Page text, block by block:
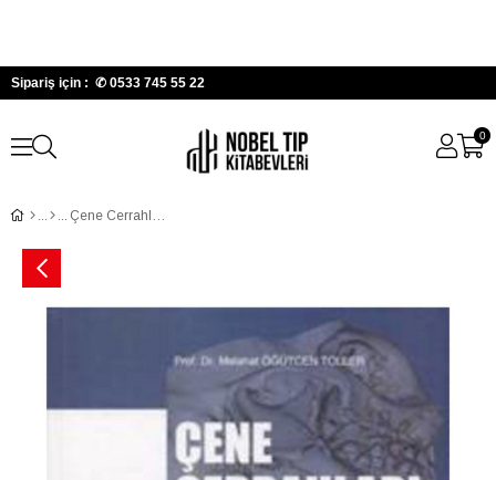
Sipariş için : ✆ 0533 745 55 22
0
Çene Cerrahları İçin Ortognatik Cerrahi